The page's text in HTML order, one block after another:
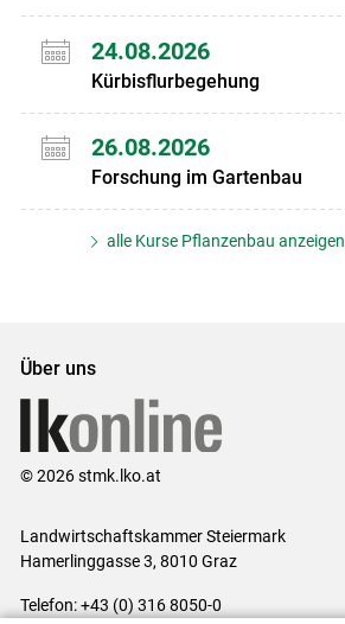
24.08.2026
Kürbisflurbegehung
26.08.2026
Forschung im Gartenbau
alle Kurse Pflanzenbau anzeigen
Über uns
© 2026 stmk.lko.at
Landwirtschaftskammer Steiermark
Hamerlinggasse 3, 8010 Graz
Telefon: +43 (0) 316 8050-0